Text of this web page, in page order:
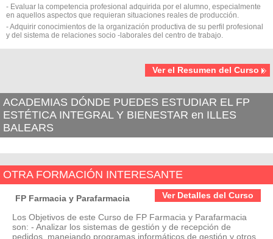
- Evaluar la competencia profesional adquirida por el alumno, especialmente
en aquellos aspectos que requieran situaciones reales de producción.
- Adquirir conocimientos de la organización productiva de su perfil profesional
y del sistema de relaciones socio -laborales del centro de trabajo.
Ver el Resumen del Curso
ACADEMIAS DÓNDE PUEDES ESTUDIAR EL FP
ESTÉTICA INTEGRAL Y BIENESTAR en ILLES
BALEARS
OTRA FORMACIÓN INTERESANTE
Ver Detalles del Curso
FP Farmacia y Parafarmacia
Los Objetivos de este Curso de FP Farmacia y Parafarmacia
son: - Analizar los sistemas de gestión y de recepción de
pedidos, manejando programas informáticos de gestión y otros